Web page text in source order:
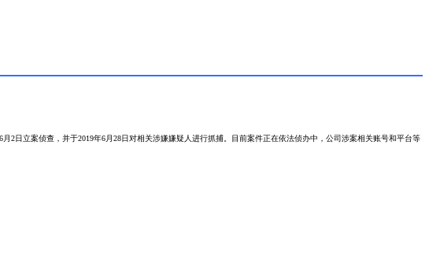
日立案侦查，并于2019年6月28日对相关涉嫌嫌疑人进行抓捕。目前案件正在依法侦办中，公司涉案相关账号和平台等